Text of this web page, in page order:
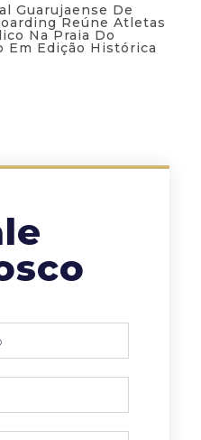
Guarujaense De
Reúne Atletas
Na Praia Do
Em Edição Histórica